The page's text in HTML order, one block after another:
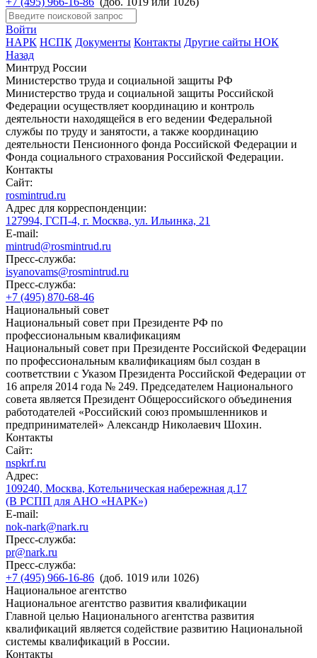
Войти
НАРК НСПК Документы Контакты Другие сайты НОК
Назад
Минтруд России
Министерство труда и социальной защиты РФ
Министерство труда и социальной защиты Российской
Федерации осуществляет координацию и контроль
деятельности находящейся в его ведении Федеральной
службы по труду и занятости, а также координацию
деятельности Пенсионного фонда Российской Федерации и
Фонда социального страхования Российской Федерации.
Контакты
Сайт:
rosmintrud.ru
Адрес для корреспонденции:
127994, ГСП-4, г. Москва, ул. Ильинка, 21
E-mail:
mintrud@rosmintrud.ru
Пресс-служба:
isyanovams@rosmintrud.ru
Пресс-служба:
+7 (495) 870-68-46
Национальный совет
Национальный совет при Президенте РФ по
профессиональным квалификациям
Национальный совет при Президенте Российской Федерации
по профессиональным квалификациям был создан в
соответствии с Указом Президента Российской Федерации от
16 апреля 2014 года № 249. Председателем Национального
совета является Президент Общероссийского объединения
работодателей «Российский союз промышленников и
предпринимателей» Александр Николаевич Шохин.
Контакты
Сайт:
nspkrf.ru
Адрес:
109240, Москва, Котельническая набережная д.17
(В РСПП для АНО «НАРК»)
E-mail:
nok-nark@nark.ru
Пресс-служба:
pr@nark.ru
Пресс-служба:
+7 (495) 966-16-86 (доб. 1019 или 1026)
Национальное агентство
Национальное агентство развития квалификации
Главной целью Национального агентства развития
квалификаций является содействие развитию Национальной
системы квалификаций в России.
Контакты